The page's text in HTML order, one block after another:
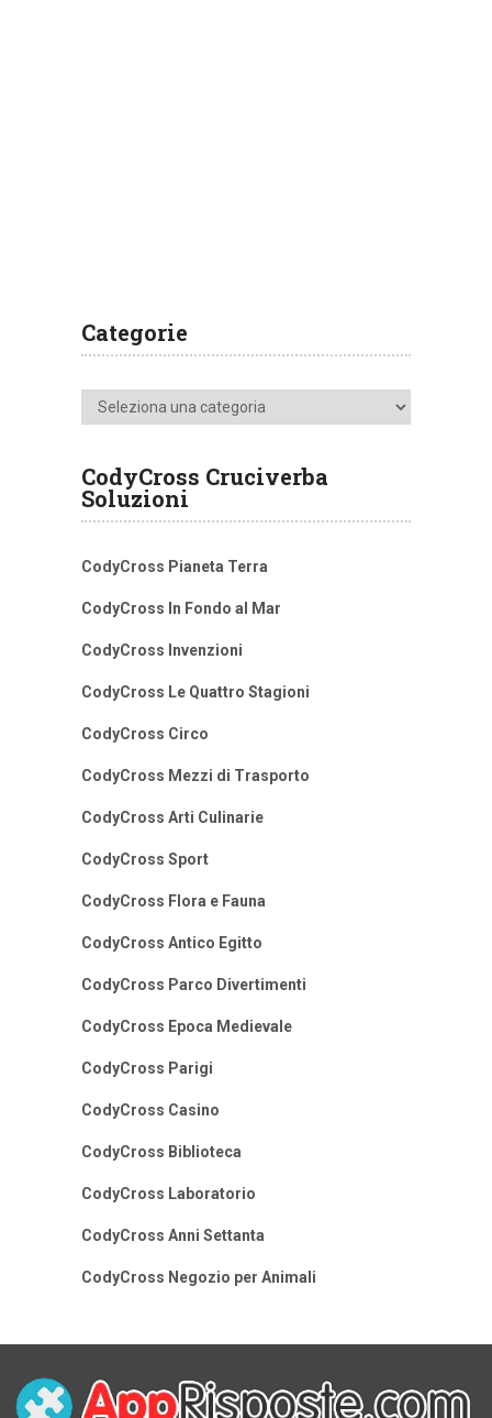
Categorie
Categorie
CodyCross Cruciverba
Soluzioni
CodyCross Pianeta Terra
CodyCross In Fondo al Mar
CodyCross Invenzioni
CodyCross Le Quattro Stagioni
CodyCross Circo
CodyCross Mezzi di Trasporto
CodyCross Arti Culinarie
CodyCross Sport
CodyCross Flora e Fauna
CodyCross Antico Egitto
CodyCross Parco Divertimenti
CodyCross Epoca Medievale
CodyCross Parigi
CodyCross Casino
CodyCross Biblioteca
CodyCross Laboratorio
CodyCross Anni Settanta
CodyCross Negozio per Animali